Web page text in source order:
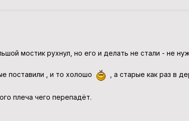
мостик рухнул, но его и делать не стали - не
поставили , и то холошо
, а старые как раз в
плеча чего перепадёт.